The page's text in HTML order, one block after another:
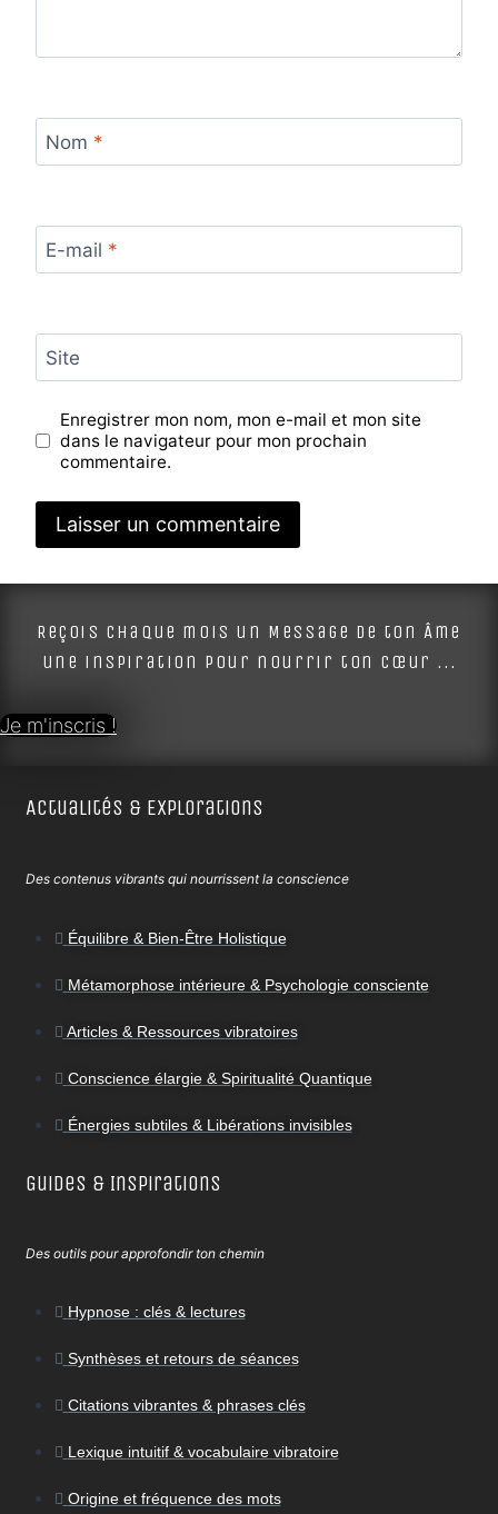
Nom *
E-mail *
Site
Enregistrer mon nom, mon e-mail et mon site
dans le navigateur pour mon prochain
commentaire.
Alternative:
Reçois chaque mois un Message de ton Âme
une inspiration pour nourrir ton cœur ...
Je m'inscris !
Actualités & Explorations
Des contenus vibrants qui nourrissent la conscience
Équilibre & Bien-Être Holistique
Métamorphose intérieure & Psychologie consciente
Articles & Ressources vibratoires
Conscience élargie & Spiritualité Quantique
Énergies subtiles & Libérations invisibles
Guides & Inspirations
Des outils pour approfondir ton chemin
Hypnose : clés & lectures
Synthèses et retours de séances
Citations vibrantes & phrases clés
Lexique intuitif & vocabulaire vibratoire
Origine et fréquence des mots